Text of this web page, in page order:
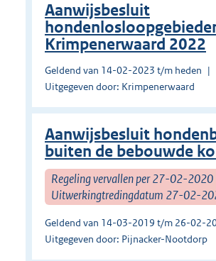
Aanwijsbesluit
Krimpenerwaard 2022
Geldend van 14-02-2023 t/m heden
Uitgegeven door: Krimpenerwaard
Aanwijsbesluit
buiten de bebouwde
Regeling vervallen per 27-02-2020
Uitwerkingtredingdatum 27-02-
Geldend van 14-03-2019 t/m 26-02-
Uitgegeven door: Pijnacker-Nootdorp